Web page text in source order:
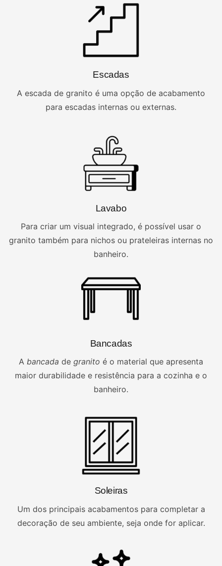
Escadas
A escada de granito é uma opção de acabamento
para escadas internas ou externas.
Lavabo
Para criar um visual integrado, é possível usar o
granito também para nichos ou prateleiras internas no
banheiro.
Bancadas
A bancada de granito é o material que apresenta
maior durabilidade e resistência para a cozinha e o
banheiro.
Soleiras
Um dos principais acabamentos para completar a
decoração de seu ambiente, seja onde for aplicar.